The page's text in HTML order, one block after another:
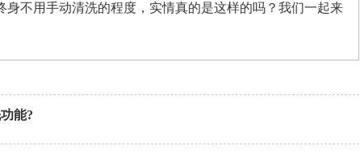
身不用手动清洗的程度，实情真的是这样的吗？我们一起来
能?